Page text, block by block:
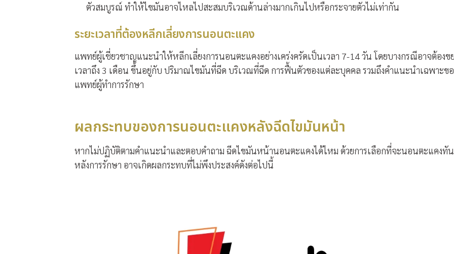
ตัวสมบูรณ์ ทำให้ไขมันอาจไหลไปสะสมบริเวณด้านล่างมากเกินไปหรือกระจายตัวไม่เท่ากัน
ระยะเวลาที่ต้องหลีกเลี่ยงการนอนตะแคง
แพทย์ผู้เชี่ยวชาญแนะนำให้หลีกเลี่ยงการนอนตะแคงอย่างเคร่งครัดเป็นเวลา 7-14 วัน โดยบางกรณีอาจต้องข
เวลาถึง 3 เดือน ขึ้นอยู่กับ ปริมาณไขมันที่ฉีด บริเวณที่ฉีด การฟื้นตัวของแต่ละบุคคล รวมถึงคำแนะนำเฉพาะข
แพทย์ผู้ทำการรักษา
ผลกระทบของการนอนตะแคงหลังฉีดไขมันหน้า
หากไม่ปฏิบัติตามคำแนะนำและตอบคำถาม ฉีดไขมันหน้านอนตะแคงได้ไหม ด้วยการเลือกที่จะนอนตะแคงทั
หลังการรักษา อาจเกิดผลกระทบที่ไม่พึงประสงค์ดังต่อไปนี้